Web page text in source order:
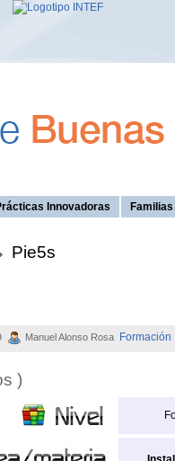
Innovadoras
Pie5s
Manuel Alonso Rosa
)